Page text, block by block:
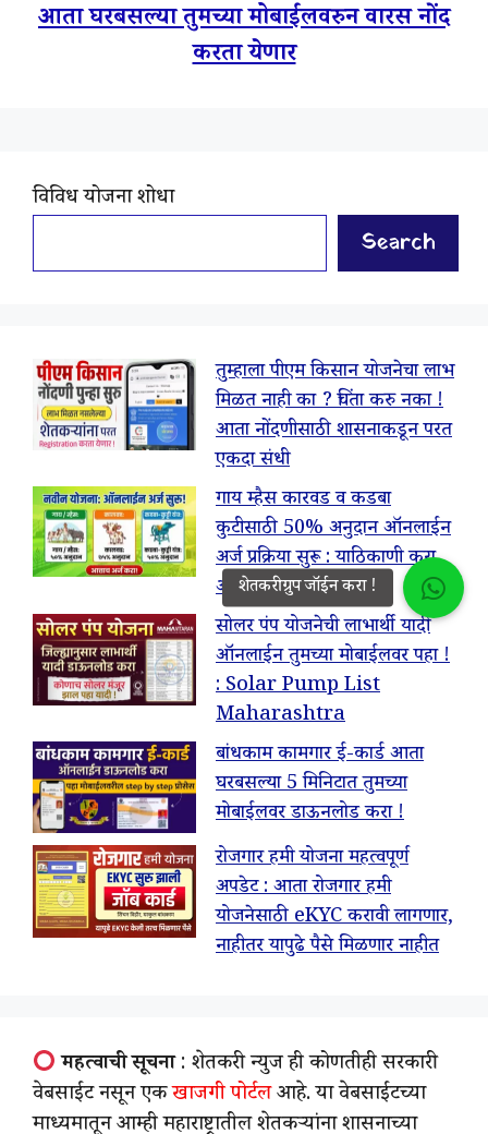
आता घरबसल्या तुमच्या मोबाईलवरुन वारस नोंद
करता येणार
विविध योजना शोधा
Search
तुम्हाला पीएम किसान योजनेचा लाभ
मिळत नाही का ? चिंता करु नका !
आता नोंदणीसाठी शासनाकडून परत
एकदा संधी
गाय म्हैस कारवड व कडबा
कुटीसाठी 50% अनुदान ऑनलाईन
अर्ज प्रक्रिया सुरू : याठिकाणी करा
ऑनलाईन अर्ज
सोलर पंप योजनेची लाभार्थी यादी
ऑनलाईन तुमच्या मोबाईलवर पहा !
: Solar Pump List
Maharashtra
बांधकाम कामगार ई-कार्ड आता
घरबसल्या 5 मिनिटात तुमच्या
मोबाईलवर डाऊनलोड करा !
रोजगार हमी योजना महत्वपूर्ण
अपडेट : आता रोजगार हमी
योजनेसाठी eKYC करावी लागणार,
नाहीतर यापुढे पैसे मिळणार नाहीत
महत्वाची सूचना: शेतकरी न्युज ही कोणतीही सरकारी
वेबसाईट नसून एकखाजगी पोर्टलआहे. या वेबसाईटच्या
माध्यमातून आम्ही महाराष्ट्रातील शेतकऱ्यांना शासनाच्या